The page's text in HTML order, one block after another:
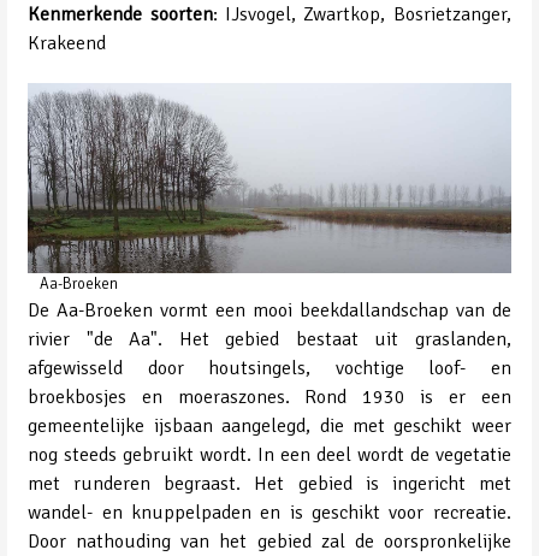
Kenmerkende soorten: IJsvogel, Zwartkop, Bosrietzanger,
Krakeend
Aa-Broeken
De Aa-Broeken vormt een mooi beekdallandschap van de
rivier "de Aa". Het gebied bestaat uit graslanden,
afgewisseld door houtsingels, vochtige loof- en
broekbosjes en moeraszones. Rond 1930 is er een
gemeentelijke ijsbaan aangelegd, die met geschikt weer
nog steeds gebruikt wordt. In een deel wordt de vegetatie
met runderen begraast. Het gebied is ingericht met
wandel- en knuppelpaden en is geschikt voor recreatie.
Door nathouding van het gebied zal de oorspronkelijke